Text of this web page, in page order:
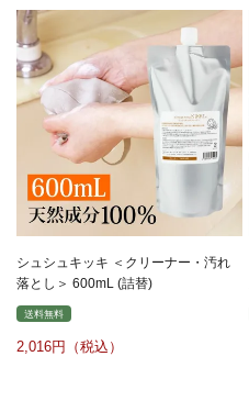
シュシュキッキ ＜クリーナー・汚れ
落とし＞ 600mL (詰替)
送料無料
2,016